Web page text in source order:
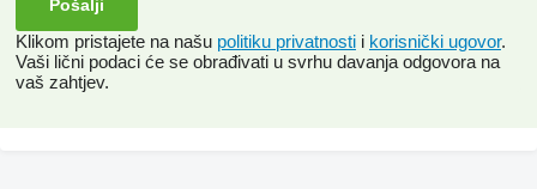
Klikom pristajete na našu politiku privatnosti i korisnički ugovor.
Vaši lični podaci će se obrađivati ​​u svrhu davanja odgovora na
vaš zahtjev.